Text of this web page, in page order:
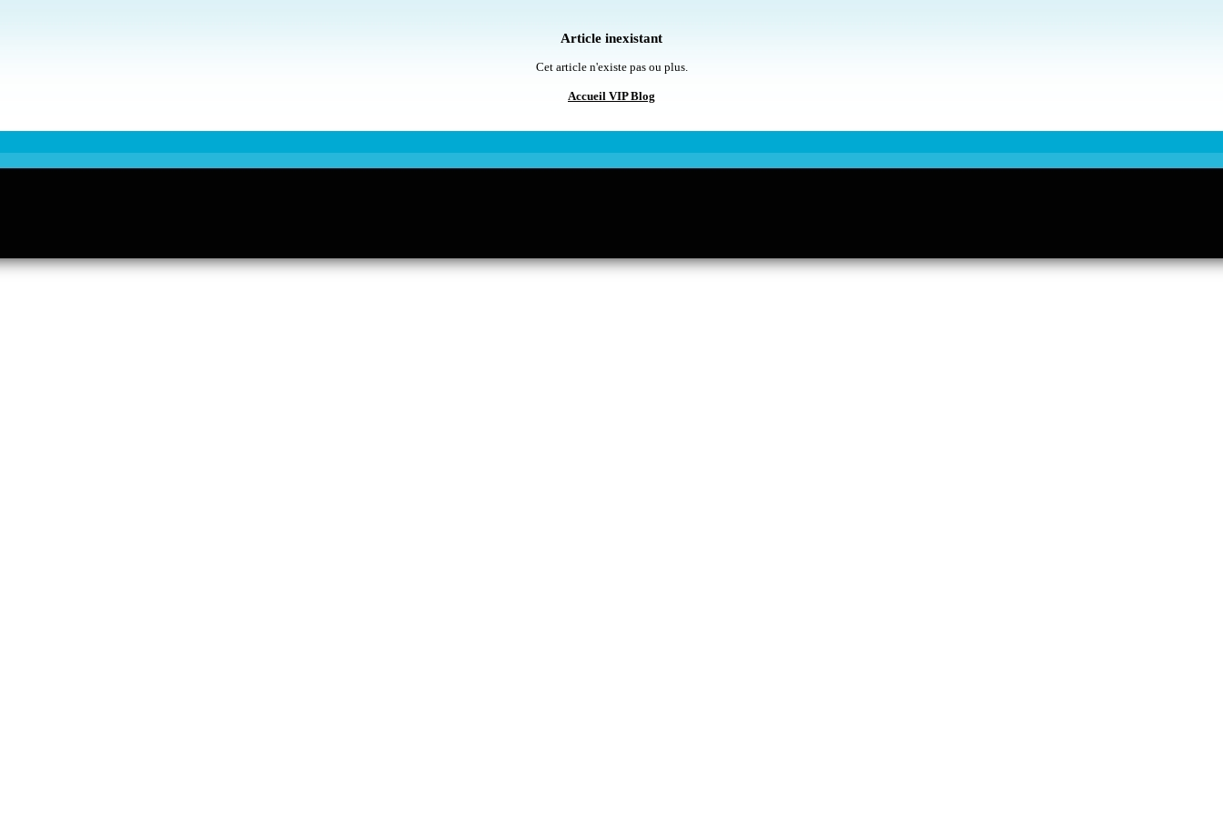
Article inexistant
Cet article n'existe pas ou plus.
Accueil VIP Blog